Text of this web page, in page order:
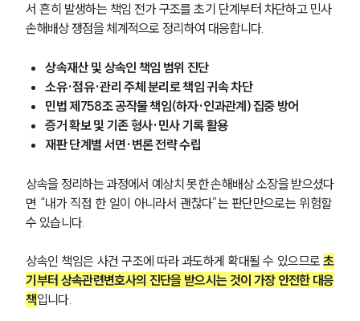
업무분야
전체
상속재산계산기(법정상속분)
구성원 소개
소식/자료
언론보도
공지사항
법률 블로그
서 흔히 발생하는 책임 전가 구조를 초기 단계부터 차단하고 민사
손해배상 쟁점을 체계적으로 정리하여 대응합니다.
상속재산 및 상속인 책임 범위 진단
소유·점유·관리 주체 분리로 책임 귀속 차단
민법 제758조 공작물 책임(하자·인과관계) 집중 방어
증거 확보 및 기존 형사·민사 기록 활용
재판 단계별 서면·변론 전략 수립
상속을 정리하는 과정에서 예상치 못한 손해배상 소장을 받으셨다
면 “내가 직접 한 일이 아니라서 괜찮다”는 판단만으로는 위험할
수 있습니다.
상속인 책임은 사건 구조에 따라 과도하게 확대될 수 있으므로 초
기부터 상속관련변호사의 진단을 받으시는 것이 가장 안전한 대응
책입니다.